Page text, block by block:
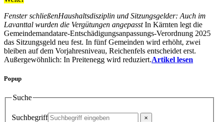
Fenster schließenHaushaltsdisziplin und Sitzungsgelder: Auch im
Lavanttal wurden die Vergütungen angepasstIn Kärnten legt die
Gemeindemandatare-Entschädigungsanpassungs-Verordnung 2025
das Sitzungsgeld neu fest. In fünf Gemeinden wird erhöht, zwei
bleiben auf dem Vorjahresniveau, Reichenfels entscheidet erst.
Außergewöhnlich: In Preitenegg wird reduziert.Artikel lesen
Popup
Suche
Suchbegriff